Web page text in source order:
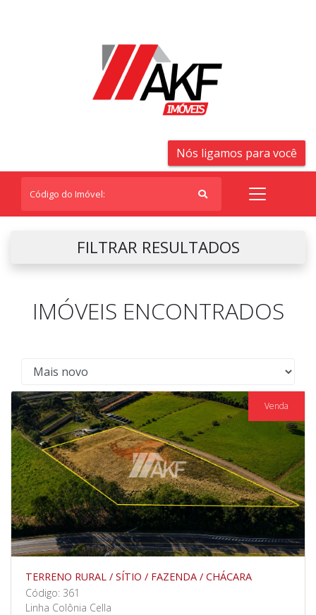
Nós ligamos para você
FILTRAR RESULTADOS
IMÓVEIS ENCONTRADOS
Venda
TERRENO RURAL / SÍTIO / FAZENDA / CHÁCARA
Código: 361
Linha Colônia Cella